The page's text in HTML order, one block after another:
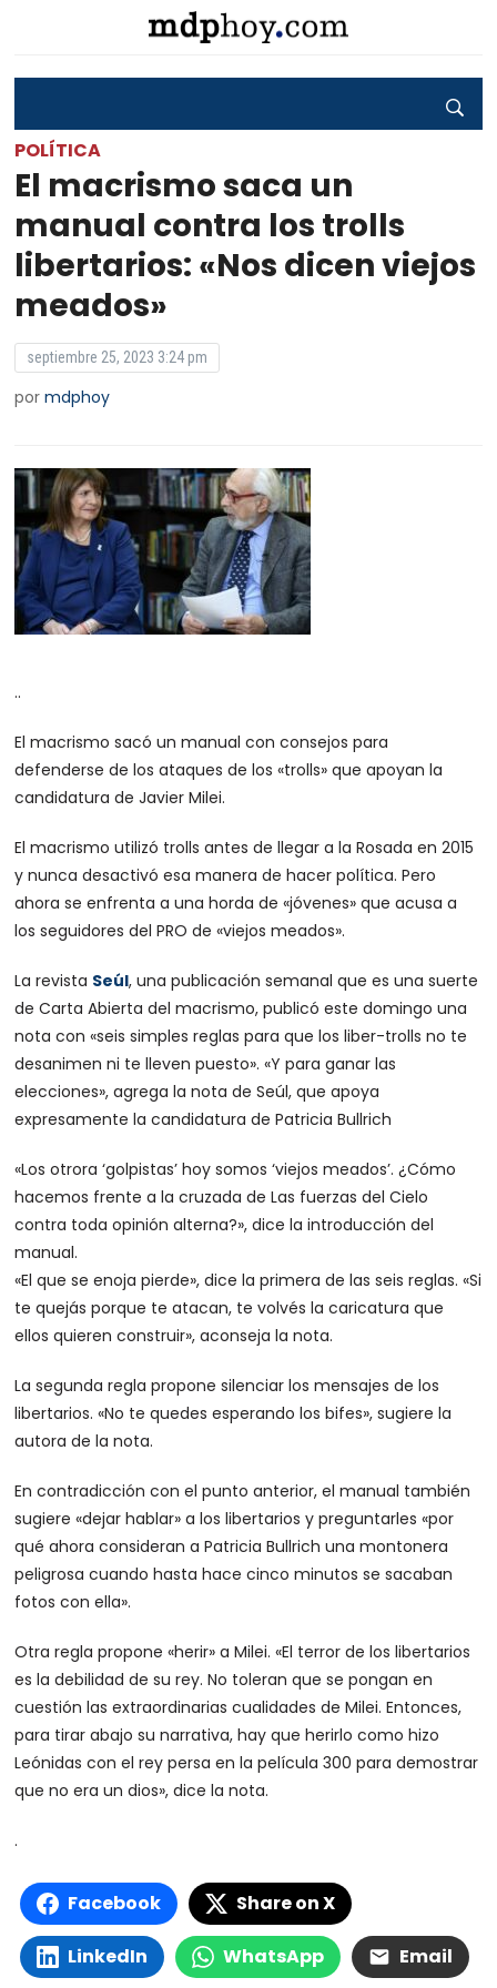
POLÍTICA
El macrismo saca un
manual contra los trolls
libertarios: «Nos dicen viejos
meados»
septiembre 25, 2023 3:24 pm
pormdphoy
..
El macrismo sacó un manual con consejos para
defenderse de los ataques de los «trolls» que apoyan la
candidatura de Javier Milei.
El macrismo utilizó trolls antes de llegar a la Rosada en 2015
y nunca desactivó esa manera de hacer política. Pero
ahora se enfrenta a una horda de «jóvenes» que acusa a
los seguidores del PRO de «viejos meados».
La revista Seúl, una publicación semanal que es una suerte
de Carta Abierta del macrismo, publicó este domingo una
nota con «seis simples reglas para que los liber-trolls no te
desanimen ni te lleven puesto». «Y para ganar las
elecciones», agrega la nota de Seúl, que apoya
expresamente la candidatura de Patricia Bullrich
«Los otrora ‘golpistas’ hoy somos ‘viejos meados’. ¿Cómo
hacemos frente a la cruzada de Las fuerzas del Cielo
contra toda opinión alterna?», dice la introducción del
manual.
«El que se enoja pierde», dice la primera de las seis reglas. «Si
te quejás porque te atacan, te volvés la caricatura que
ellos quieren construir», aconseja la nota.
La segunda regla propone silenciar los mensajes de los
libertarios. «No te quedes esperando los bifes», sugiere la
autora de la nota.
En contradicción con el punto anterior, el manual también
sugiere «dejar hablar» a los libertarios y preguntarles «por
qué ahora consideran a Patricia Bullrich una montonera
peligrosa cuando hasta hace cinco minutos se sacaban
fotos con ella».
Otra regla propone «herir» a Milei. «El terror de los libertarios
es la debilidad de su rey. No toleran que se pongan en
cuestión las extraordinarias cualidades de Milei. Entonces,
para tirar abajo su narrativa, hay que herirlo como hizo
Leónidas con el rey persa en la película 300 para demostrar
que no era un dios», dice la nota.
.
Facebook Share on X
LinkedIn WhatsApp Email